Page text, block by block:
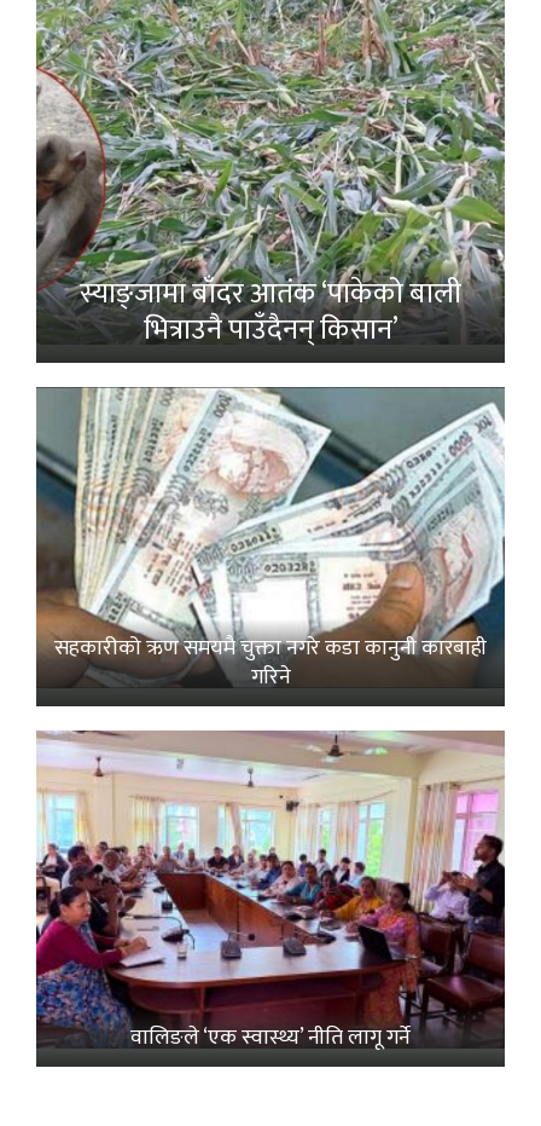
स्याङ्जामा बाँदर आतंक ‘पाकेको बाली
भित्राउनै पाउँदैनन् किसान’
सहकारीको ऋण समयमै चुक्ता नगरे कडा कानुनी कारबाही
गरिने
वालिङले ‘एक स्वास्थ्य’ नीति लागू गर्ने